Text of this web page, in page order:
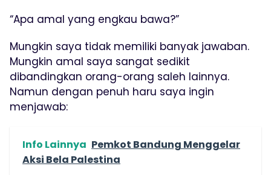
“Apa amal yang engkau bawa?”
Mungkin saya tidak memiliki banyak jawaban.
Mungkin amal saya sangat sedikit
dibandingkan orang-orang saleh lainnya.
Namun dengan penuh haru saya ingin
menjawab:
Info Lainnya Pemkot Bandung Menggelar
Aksi Bela Palestina